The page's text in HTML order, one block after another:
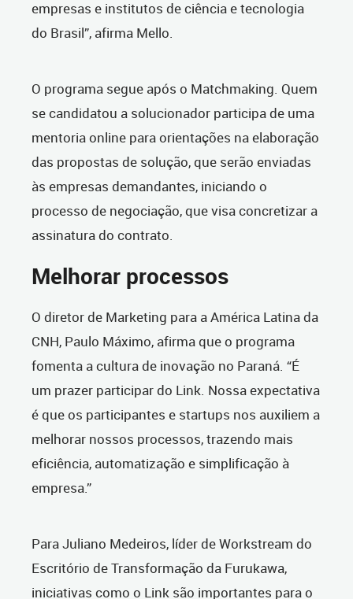
empresas e institutos de ciência e tecnologia
do Brasil”, afirma Mello.
O programa segue após o Matchmaking. Quem
se candidatou a solucionador participa de uma
mentoria online para orientações na elaboração
das propostas de solução, que serão enviadas
às empresas demandantes, iniciando o
processo de negociação, que visa concretizar a
assinatura do contrato.
Melhorar processos
O diretor de Marketing para a América Latina da
CNH, Paulo Máximo, afirma que o programa
fomenta a cultura de inovação no Paraná. “É
um prazer participar do Link. Nossa expectativa
é que os participantes e startups nos auxiliem a
melhorar nossos processos, trazendo mais
eficiência, automatização e simplificação à
empresa.”
Para Juliano Medeiros, líder de Workstream do
Escritório de Transformação da Furukawa,
iniciativas como o Link são importantes para o